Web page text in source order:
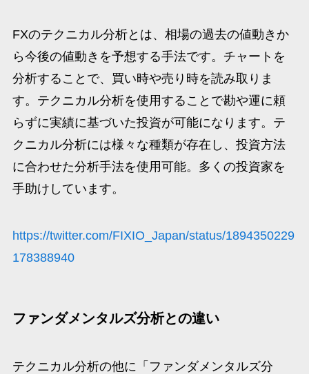
FXのテクニカル分析とは、相場の過去の値動きか
ら今後の値動きを予想する手法です。チャートを
分析することで、買い時や売り時を読み取りま
す。テクニカル分析を使用することで勘や運に頼
らずに実績に基づいた投資が可能になります。テ
クニカル分析には様々な種類が存在し、投資方法
に合わせた分析手法を使用可能。多くの投資家を
手助けしています。
https://twitter.com/FIXIO_Japan/status/1894350229
178388940
ファンダメンタルズ分析との違い
テクニカル分析の他に「ファンダメンタルズ分